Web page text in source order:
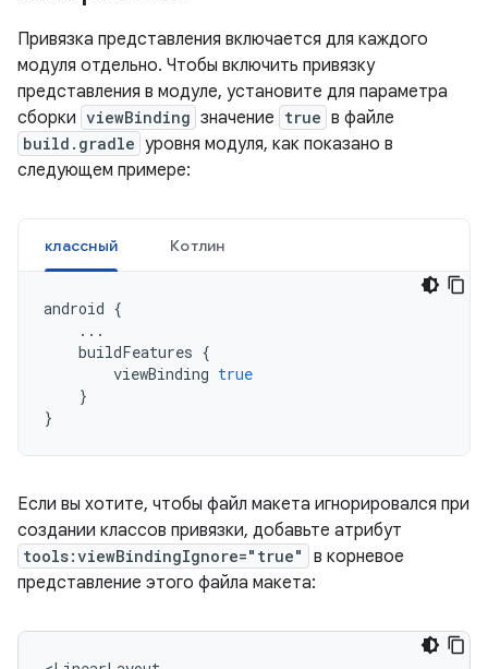
Привязка представления включается для каждого
модуля отдельно. Чтобы включить привязку
представления в модуле, установите для параметра
сборки viewBinding значение true в файле
build.gradle уровня модуля, как показано в
следующем примере:
классный Котлин
android {
...
buildFeatures {
viewBinding true
}
}
Если вы хотите, чтобы файл макета игнорировался при
создании классов привязки, добавьте атрибут
tools:viewBindingIgnore="true"
в корневое
представление этого файла макета: